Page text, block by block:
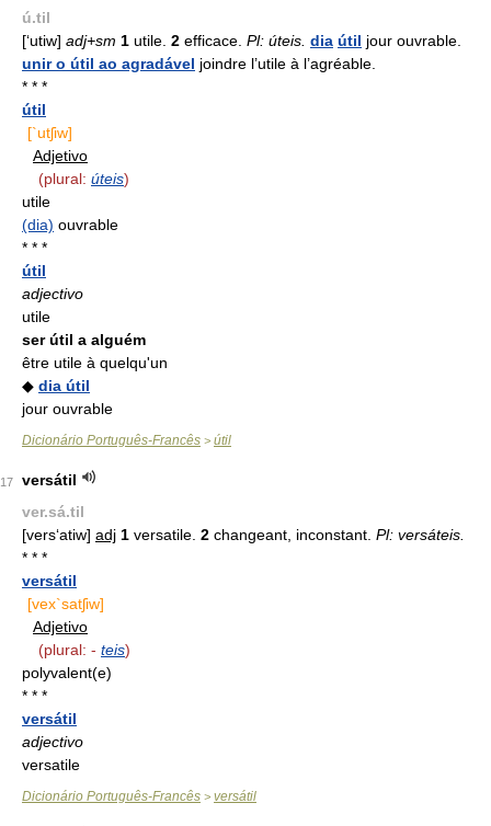
ú.til
[‘utiw] adj+sm 1 utile. 2 efficace. Pl: úteis. dia útil jour ouvrable.
unir o útil ao agradável joindre l’utile à l’agréable.
* * *
útil
[`utʃiw]
Adjetivo
(plural: úteis)
utile
(dia) ouvrable
* * *
útil
adjectivo
utile
ser útil a alguém
être utile à quelqu'un
◆ dia útil
jour ouvrable
Dicionário Português-Francês > útil
17
versátil
ver.sá.til
[vers‘atiw] adj 1 versatile. 2 changeant, inconstant. Pl: versáteis.
* * *
versátil
[vex`satʃiw]
Adjetivo
(plural: - teis)
polyvalent(e)
* * *
versátil
adjectivo
versatile
Dicionário Português-Francês > versátil